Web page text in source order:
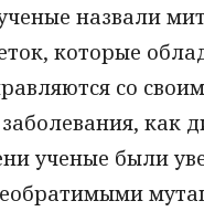
назвали
которые
со
как
ученые были